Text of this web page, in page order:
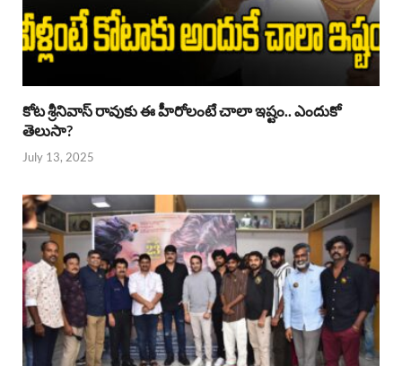
కోట శ్రీనివాస్ రావుకు ఈ హీరోలంటే చాలా ఇష్టం.. ఎందుకో
తెలుసా?
July 13, 2025